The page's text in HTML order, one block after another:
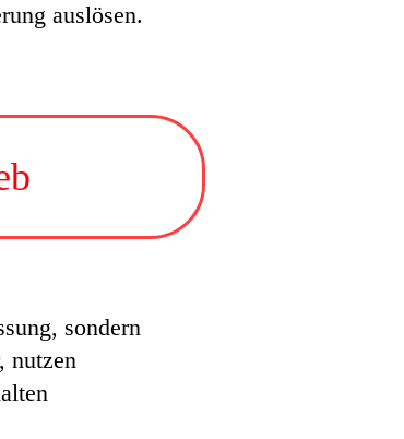
auslösen.
sondern
nutzen